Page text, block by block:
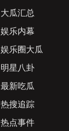
大瓜汇总
娱乐内幕
娱乐圈大瓜
明星八卦
最新吃瓜
热搜追踪
热点事件